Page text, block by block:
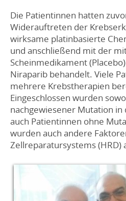
Die Patientinnen hatten
Widerauftreten der
wirksame platinbasierte
und anschließend mit der
Scheinmedikament
Niraparib behandelt. Viele
mehrere Krebstherapien
Eingeschlossen wurden
nachgewiesener Mutation in
auch Patientinnen ohne
wurden auch andere
Zellreparatursystems (HRD)